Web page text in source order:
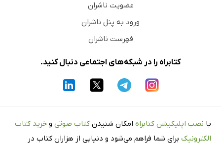
عضویت ناشران
ورود به پنل ناشران
فهرست ناشران
کتابراه را در شبکه‌های اجتماعی دنبال کنید.
با نصب اپلیکیشن کتابراه امکان شنیدن کتاب صوتی و خرید کتاب
الکترونیک برای شما فراهم می‌شود و دنیایی از هزاران کتاب در